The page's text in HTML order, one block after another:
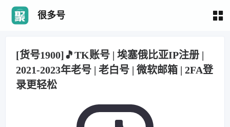
很多号
[货号1900]🎵TK账号 | 埃塞俄比亚IP注册 |
2021-2023年老号 | 老白号 | 微软邮箱 | 2FA登
录更轻松